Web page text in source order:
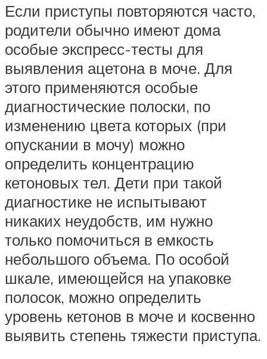
Если приступы повторяются часто,
родители обычно имеют дома
особые экспресс-тесты для
выявления ацетона в моче. Для
этого применяются особые
диагностические полоски, по
изменению цвета которых (при
опускании в мочу) можно
определить концентрацию
кетоновых тел. Дети при такой
диагностике не испытывают
никаких неудобств, им нужно
только помочиться в емкость
небольшого объема. По особой
шкале, имеющейся на упаковке
полосок, можно определить
уровень кетонов в моче и косвенно
выявить степень тяжести приступа.